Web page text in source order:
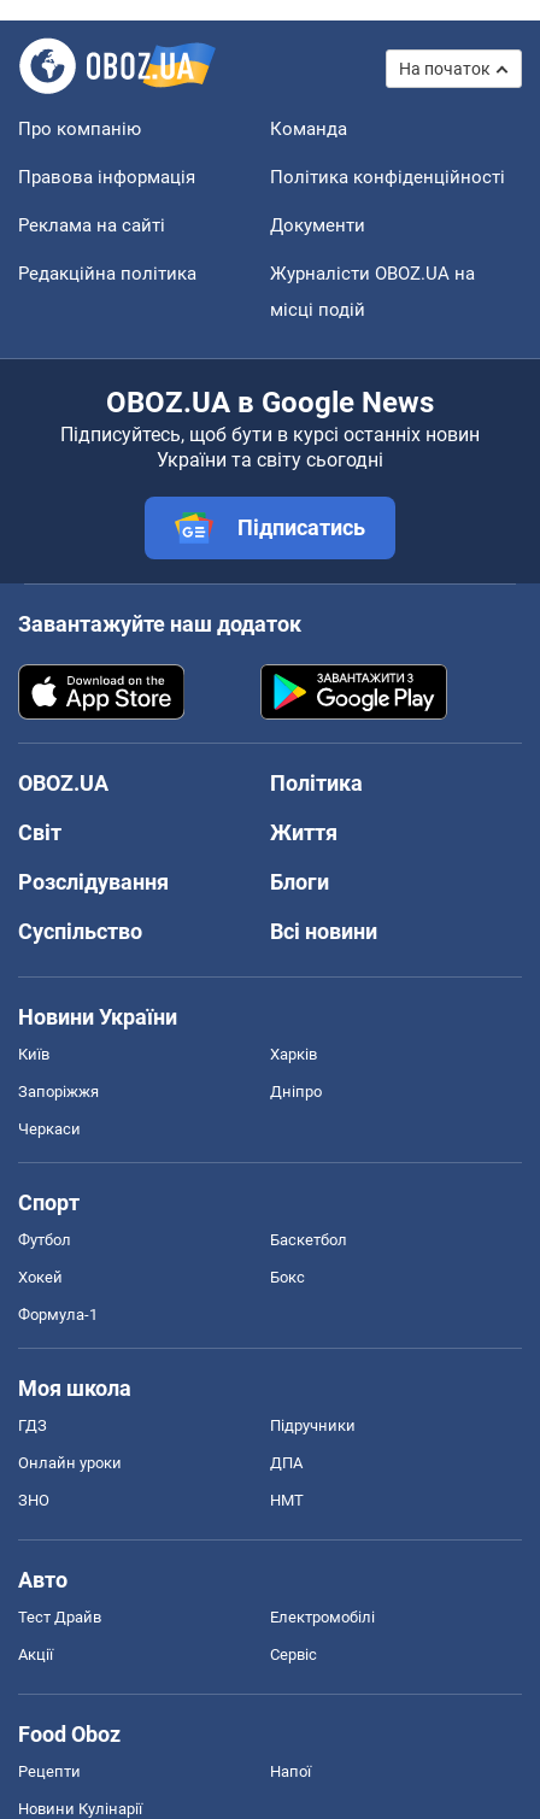
На початок
Про компанію Команда
Правова інформація Політика конфіденційності
Реклама на сайті Документи
Редакційна політика
Журналісти OBOZ.UA на
місці подій
OBOZ.UA в Google News
Підписуйтесь, щоб бути в курсі останніх новин
України та світу сьогодні
Підписатись
Завантажуйте наш додаток
OBOZ.UA
Політика
Світ
Життя
Розслідування
Блоги
Суспільство
Всі новини
Новини України
Київ Харків
Запоріжжя Дніпро
Черкаси
Спорт
Футбол Баскетбол
Хокей Бокс
Формула-1
Моя школа
ГДЗ Підручники
Онлайн уроки ДПА
ЗНО НМТ
Авто
Тест Драйв Електромобілі
Акції Сервіс
Food Oboz
Рецепти Напої
Новини Кулінарії